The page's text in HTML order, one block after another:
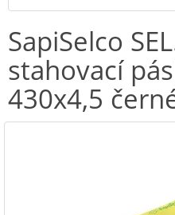
SapiSelco
stahovací
430x4,5